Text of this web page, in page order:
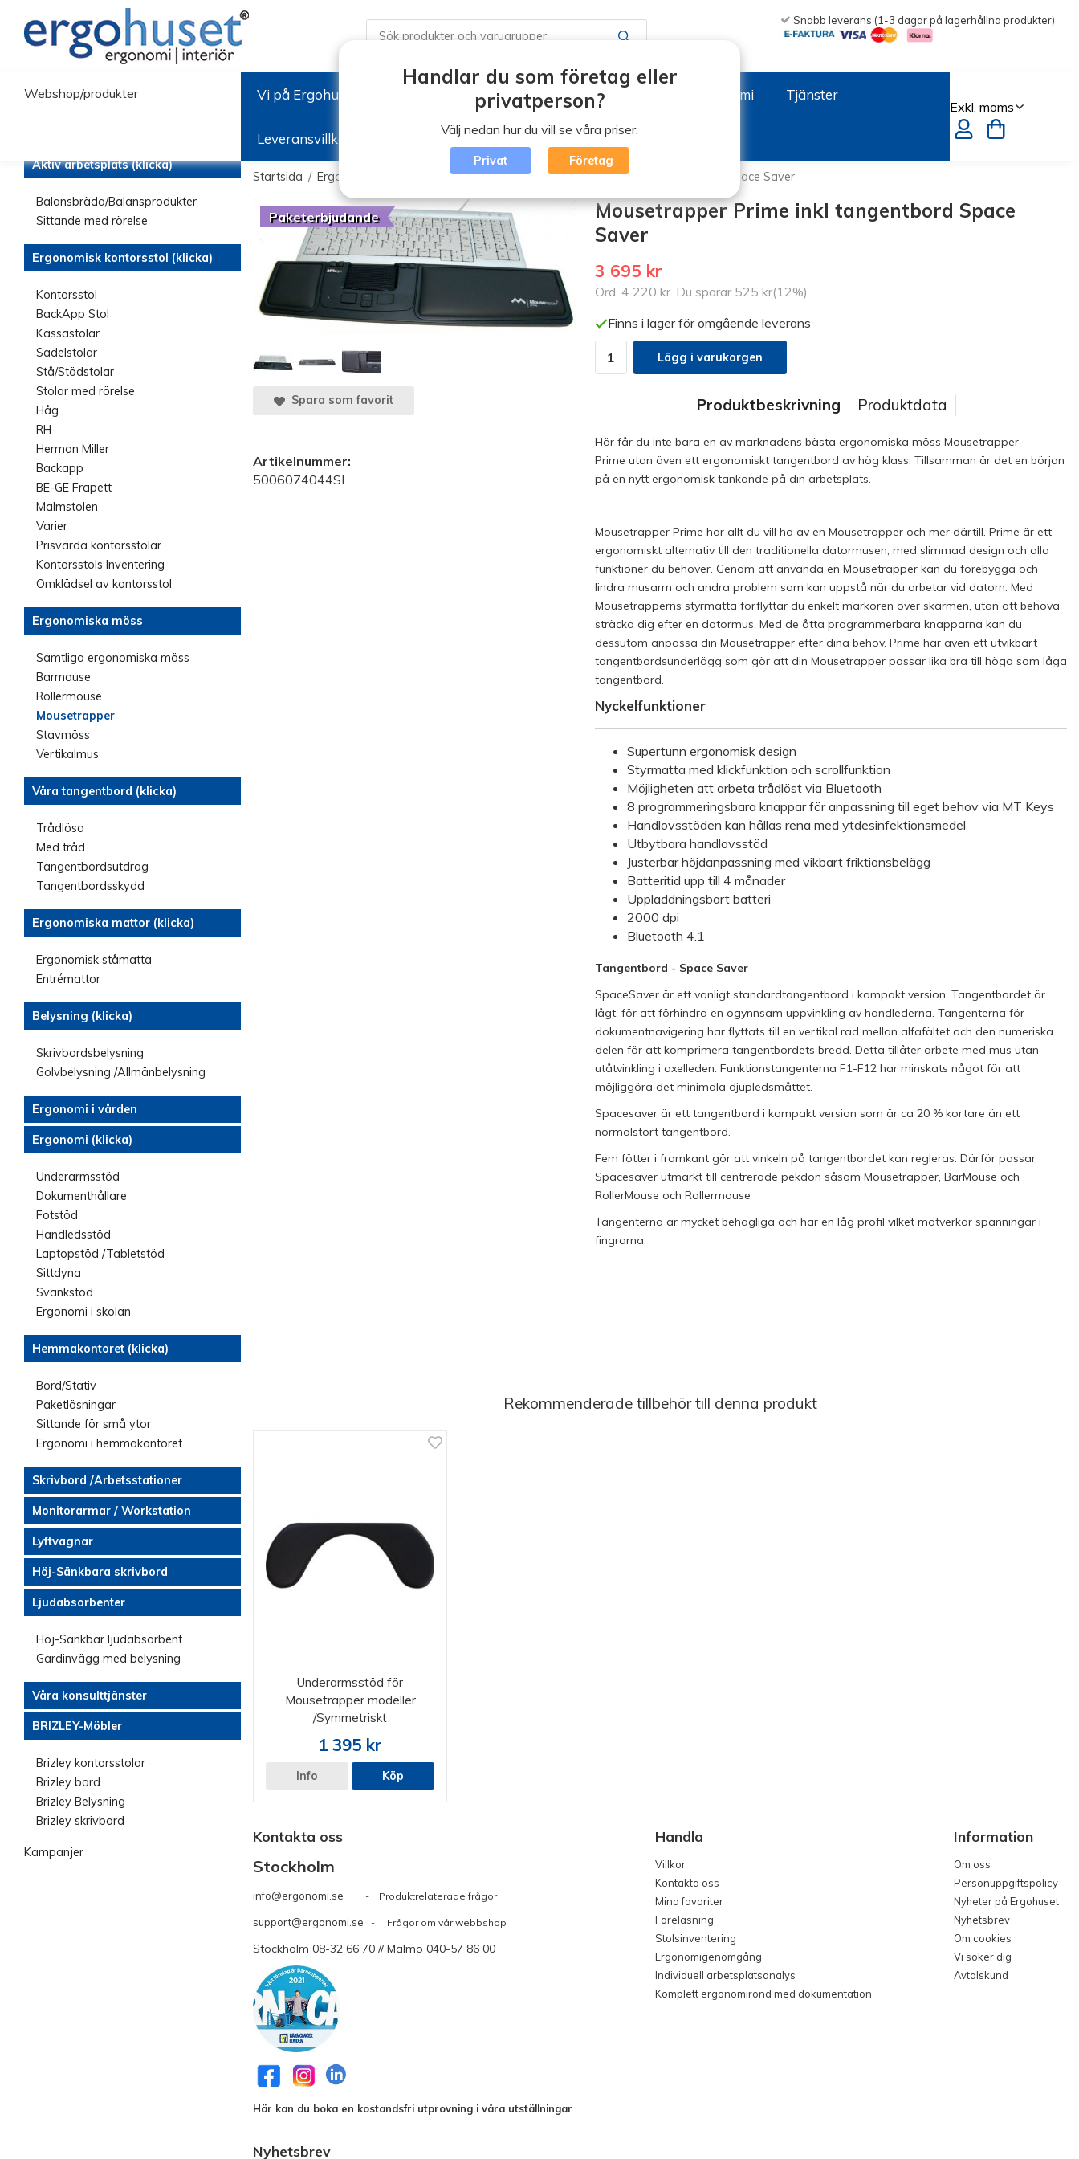
Snabb leverans (1-3 dagar på lagerhållna produkter)
Webshop/produkter Vi på Ergohuset Butiker / Öppettider Boka en tid Vad är Ergonomi Tjänster
Leveransvillkor Logga in
Startsida / Ergonomiska möss Mousetrapper / Mousetrapper Prime inkl tangentbord Space Saver
Aktiv arbetsplats (klicka)
Balansbräda/Balansprodukter
Sittande med rörelse
Ergonomisk kontorsstol (klicka)
Kontorsstol
BackApp Stol
Kassastolar
Sadelstolar
Stå/Stödstolar
Stolar med rörelse
Håg
RH
Herman Miller
Backapp
BE-GE Frapett
Malmstolen
Varier
Prisvärda kontorsstolar
Kontorsstols Inventering
Omklädsel av kontorsstol
Ergonomiska möss
Samtliga ergonomiska möss
Barmouse
Rollermouse
Mousetrapper
Stavmöss
Vertikalmus
Våra tangentbord (klicka)
Trådlösa
Med tråd
Tangentbordsutdrag
Tangentbordsskydd
Ergonomiska mattor (klicka)
Ergonomisk ståmatta
Entrémattor
Belysning (klicka)
Skrivbordsbelysning
Golvbelysning /Allmänbelysning
Ergonomi i vården
Ergonomi (klicka)
Underarmsstöd
Dokumenthållare
Fotstöd
Handledsstöd
Laptopstöd /Tabletstöd
Sittdyna
Svankstöd
Ergonomi i skolan
Hemmakontoret (klicka)
Bord/Stativ
Paketlösningar
Sittande för små ytor
Ergonomi i hemmakontoret
Skrivbord /Arbetsstationer
Monitorarmar / Workstation
Lyftvagnar
Höj-Sänkbara skrivbord
Ljudabsorbenter
Höj-Sänkbar ljudabsorbent
Gardinvägg med belysning
Våra konsulttjänster
BRIZLEY-Möbler
Brizley kontorsstolar
Brizley bord
Brizley Belysning
Brizley skrivbord
Kampanjer
Paketerbjudande
Mousetrapper Prime inkl tangentbord Space
Saver
3 695 kr
Ord. 4 220 kr. Du sparar 525 kr(12%)
Finns i lager för omgående leverans
Lägg i varukorgen
Produktbeskrivning Produktdata
Här får du inte bara en av marknadens bästa ergonomiska möss Mousetrapper
Prime utan även ett ergonomiskt tangentbord av hög klass. Tillsamman är det en början
på en nytt ergonomisk tänkande på din arbetsplats.
Mousetrapper Prime har allt du vill ha av en Mousetrapper och mer därtill. Prime är ett
ergonomiskt alternativ till den traditionella datormusen, med slimmad design och alla
funktioner du behöver. Genom att använda en Mousetrapper kan du förebygga och
lindra musarm och andra problem som kan uppstå när du arbetar vid datorn. Med
Mousetrapperns styrmatta förflyttar du enkelt markören över skärmen, utan att behöva
sträcka dig efter en datormus. Med de åtta programmerbara knapparna kan du
dessutom anpassa din Mousetrapper efter dina behov. Prime har även ett utvikbart
tangentbordsunderlägg som gör att din Mousetrapper passar lika bra till höga som låga
tangentbord.
Nyckelfunktioner
Supertunn ergonomisk design
Styrmatta med klickfunktion och scrollfunktion
Möjligheten att arbeta trådlöst via Bluetooth
8 programmeringsbara knappar för anpassning till eget behov via MT Keys
Handlovsstöden kan hållas rena med ytdesinfektionsmedel
Utbytbara handlovsstöd
Justerbar höjdanpassning med vikbart friktionsbelägg
Batteritid upp till 4 månader
Uppladdningsbart batteri
2000 dpi
Bluetooth 4.1
Tangentbord - Space Saver
SpaceSaver är ett vanligt standardtangentbord i kompakt version. Tangentbordet är
lågt, för att förhindra en ogynnsam uppvinkling av handlederna. Tangenterna för
dokumentnavigering har flyttats till en vertikal rad mellan alfafältet och den numeriska
delen för att komprimera tangentbordets bredd. Detta tillåter arbete med mus utan
utåtvinkling i axelleden. Funktionstangenterna F1-F12 har minskats något för att
möjliggöra det minimala djupledsmåttet.
Spacesaver är ett tangentbord i kompakt version som är ca 20 % kortare än ett
normalstort tangentbord.
Fem fötter i framkant gör att vinkeln på tangentbordet kan regleras. Därför passar
Spacesaver utmärkt till centrerade pekdon såsom Mousetrapper, BarMouse och
RollerMouse och Rollermouse
Tangenterna är mycket behagliga och har en låg profil vilket motverkar spänningar i
fingrarna.
Spara som favorit
Artikelnummer:
5006074044SI
Rekommenderade tillbehör till denna produkt
Underarmsstöd för
Mousetrapper modeller
/Symmetriskt
1 395 kr
Info Köp
Kontakta oss
Stockholm
info@ergonomi.se - Produktrelaterade frågor
support@ergonomi.se - Frågor om vår webbshop
Stockholm 08-32 66 70 // Malmö 040-57 86 00
Här kan du boka en kostandsfri utprovning i våra utställningar
Handla
Villkor
Kontakta oss
Mina favoriter
Föreläsning
Stolsinventering
Ergonomigenomgång
Individuell arbetsplatsanalys
Komplett ergonomirond med dokumentation
Information
Om oss
Personuppgiftspolicy
Nyheter på Ergohuset
Nyhetsbrev
Om cookies
Vi söker dig
Avtalskund
Nyhetsbrev
Handlar du som företag eller
privatperson?
Välj nedan hur du vill se våra priser.
Privat Företag